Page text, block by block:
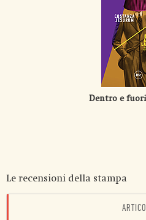
Dentro e
Le recensioni della stampa